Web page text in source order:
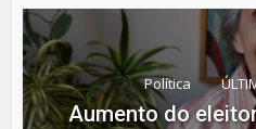
Política
Aumento do